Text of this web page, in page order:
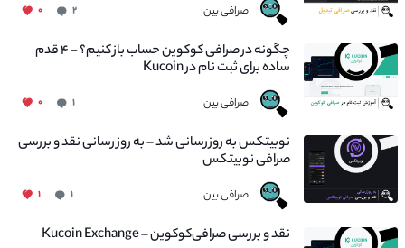
صرافی بین ۲ ۰
چگونه در صرافی کوکوین حساب باز کنیم؟ - ۴ قدم
ساده برای ثبت نام در Kucoin
صرافی بین ۱ ۰
نوبیتکس به روزرسانی شد – به روز رسانی نقد و بررسی
صرافی نوبیتکس
صرافی بین ۱ ۱
نقد و بررسی صرافی‌کوکوین – Kucoin Exchange